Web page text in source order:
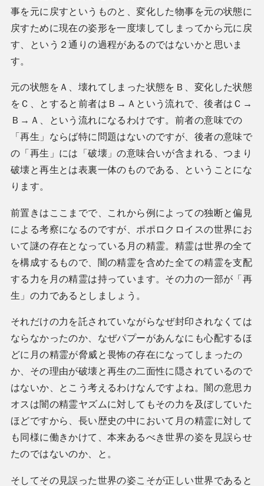
事を元に戻すというものと、変化した物事を元の状態に
戻すために現在の姿形を一度壊してしまってから元に戻
す、という２通りの過程があるのではないかと思いま
す。
元の状態をＡ、壊れてしまった状態をＢ、変化した状態
をＣ、とすると前者はＢ→Ａという流れで、後者はＣ→
Ｂ→Ａ、という流れになるわけです。前者の意味での
「再生」ならば特に問題はないのですが、後者の意味で
の「再生」には「破壊」の意味合いが含まれる、つまり
破壊と再生とは表裏一体のものである、ということにな
ります。
前置きはここまでで、これから例によっての独断と偏見
による考察になるのですが、ポポロクロイスの世界にお
いて謎の存在となっている月の精霊。精霊は世界の全て
を構成するもので、闇の精霊を含めた全ての精霊を支配
する力を月の精霊は持っています。その力の一部が「再
生」の力であるとしましょう。
それだけの力を託されていながらなぜ封印されなくては
ならなかったのか、なぜパプーがあんなにも心配するほ
どに月の精霊が脅威と畏怖の存在になってしまったの
か、その理由が破壊と再生の二面性に隠されているので
はないか、とこう考えるわけなんですよね。闇の意思カ
オスは闇の精霊ヤズムに対してもその力を及ぼしていた
ほどですから、長い歴史の中において月の精霊に対して
も同様に働きかけて、本来あるべき世界の姿を見誤らせ
たのではないのか、と。
そしてその見誤った世界の姿こそが正しい世界であると